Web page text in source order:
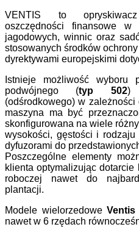
VENTIS to
oszczędności finansowe w
jagodowych, winnic oraz
stosowanych środków
dyrektywami europejskimi
Istnieje możliwość wyboru
podwójnego (typ 502)
(odśrodkowego) w
maszyna ma być
skonfigurowana na wiele
wysokości, gęstości i
dyfuzorami do
Poszczególne elementy
klienta optymalizując
roboczej nawet do
plantacji.
Modele wielorzedowe Ventis
nawet w 6 rzędach